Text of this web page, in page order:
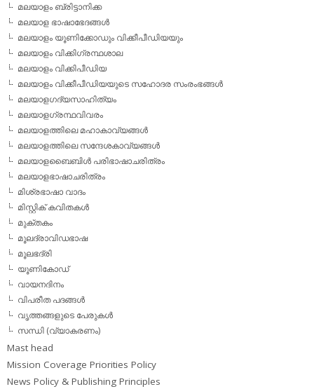
മലയാളം ബ്രിട്ടാനിക്ക
മലയാള ഭാഷാഭേദങ്ങള്‍
മലയാളം യൂണിക്കോഡും വിക്കീപീഡിയയും
മലയാളം വിക്കിഗ്രന്ഥശാല
മലയാളം വിക്കിപീഡിയ
മലയാളം വിക്കീപീഡിയയുടെ സഹോദര സംരംഭങ്ങള്‍
മലയാളഗദ്യസാഹിത്യം
മലയാളഗ്രന്ഥവിവരം
മലയാളത്തിലെ മഹാകാവ്യങ്ങള്‍
മലയാളത്തിലെ സന്ദേശകാവ്യങ്ങള്‍
മലയാളബൈബിള്‍ പരിഭാഷാചരിത്രം
മലയാളഭാഷാചരിത്രം
മിശ്രഭാഷാ വാദം
മിസ്റ്റിക് കവിതകള്‍
മുക്തകം
മൂലദ്രാവിഡഭാഷ
മൂലഭദ്രി
യൂണികോഡ്
വായനദിനം
വിപരീത പദങ്ങള്‍
വൃത്തങ്ങളുടെ പേരുകള്‍
സന്ധി (വ്യാകരണം)
Mast head
Mission Coverage Priorities Policy
News Policy & Publishing Principles